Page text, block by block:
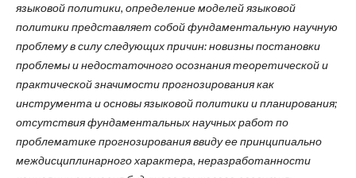
языковой политики, определение моделей языковой
политики представляет собой фундаментальную научную
проблему в силу следующих причин: новизны постановки
проблемы и недостаточного осознания теоретической и
практической значимости прогнозирования как
инструмента и основы языковой политики и планирования;
отсутствия фундаментальных научных работ по
проблематике прогнозирования ввиду ее принципиально
междисциплинарного характера, неразработанности